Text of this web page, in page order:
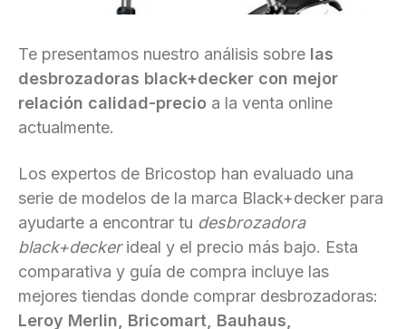
Te presentamos nuestro análisis sobre las
desbrozadoras black+decker con mejor
relación calidad-precio a la venta online
actualmente.
Los expertos de Bricostop han evaluado una
serie de modelos de la marca Black+decker para
ayudarte a encontrar tu desbrozadora
black+deckerideal y el precio más bajo. Esta
comparativa y guía de compra incluye las
mejores tiendas donde comprar desbrozadoras:
Leroy Merlin, Bricomart, Bauhaus,